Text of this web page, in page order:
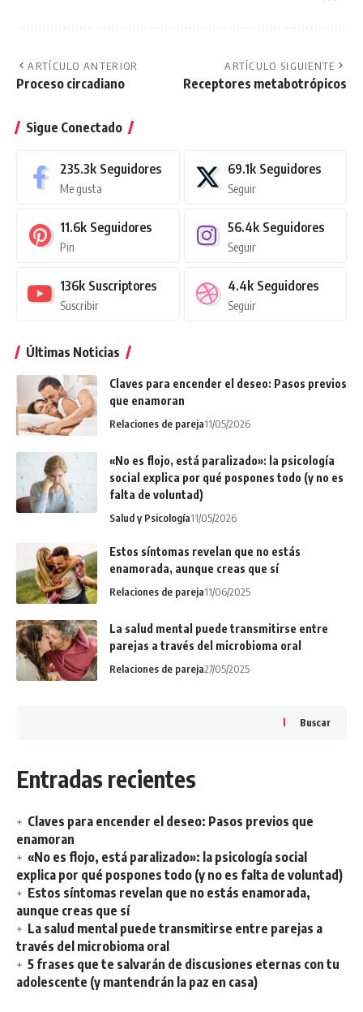
ARTÍCULO ANTERIOR
Proceso circadiano
ARTÍCULO SIGUIENTE
Receptores metabotrópicos
Sigue Conectado
235.3k Seguidores
Me gusta
69.1k Seguidores
Seguir
11.6k Seguidores
Pin
56.4k Seguidores
Seguir
136k Suscriptores
Suscribir
4.4k Seguidores
Seguir
Últimas Noticias
Claves para encender el deseo: Pasos previos
que enamoran
Relaciones de pareja11/05/2026
«No es flojo, está paralizado»: la psicología
social explica por qué pospones todo (y no es
falta de voluntad)
Salud y Psicología11/05/2026
Estos síntomas revelan que no estás
enamorada, aunque creas que sí
Relaciones de pareja11/06/2025
La salud mental puede transmitirse entre
parejas a través del microbioma oral
Relaciones de pareja27/05/2025
Buscar
Entradas recientes
Claves para encender el deseo: Pasos previos que
enamoran
«No es flojo, está paralizado»: la psicología social
explica por qué pospones todo (y no es falta de voluntad)
Estos síntomas revelan que no estás enamorada,
aunque creas que sí
La salud mental puede transmitirse entre parejas a
través del microbioma oral
5 frases que te salvarán de discusiones eternas con tu
adolescente (y mantendrán la paz en casa)